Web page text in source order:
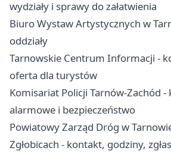
wydziały i sprawy do załatwienia
Biuro Wystaw Artystycznych w
oddziały
Tarnowskie Centrum Informacji -
oferta dla turystów
Komisariat Policji Tarnów-Zachód
alarmowe i bezpieczeństwo
Powiatowy Zarząd Dróg w
Zgłobicach - kontakt, godziny,